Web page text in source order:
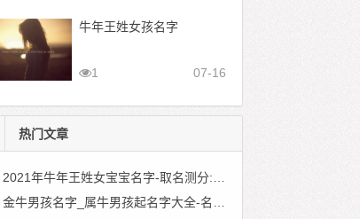
牛年王姓女孩名字
07-16
1
热门文章
2021年牛年王姓女宝宝名字-取名测分:王春燕
金牛男孩名字_属牛男孩起名字大全-名字测评:金添然